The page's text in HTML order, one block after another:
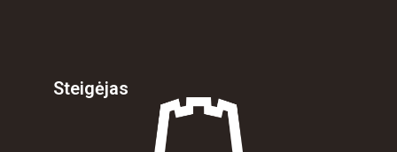
Steigėjas